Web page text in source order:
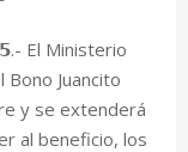
El Ministerio
Juancito
y se extenderá
al beneficio, los